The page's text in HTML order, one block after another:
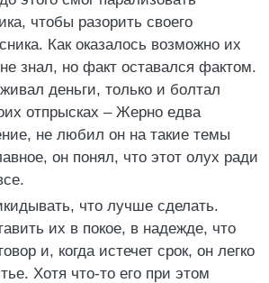
чтобы разорить своего
Как оказалось возможно их
знал, но факт оставался фактом.
деньги, только и болтал
отпрысках – Жерно едва
не любил он на такие темы
он понял, что этот олух ради
что лучше сделать.
их в покое, в надежде, что
и, когда истечет срок, он легко
Хотя что-то его при этом